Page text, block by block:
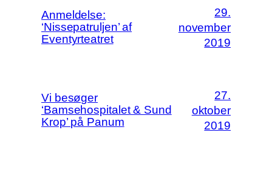
Anmeldelse:
‘Nissepatruljen’ af
Eventyrteatret
29.
november
2019
Vi besøger
‘Bamsehospitalet & Sund
Krop’ på Panum
27.
oktober
2019